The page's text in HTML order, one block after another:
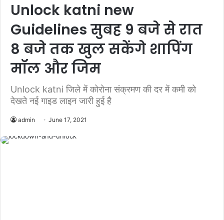
Unlock katni new
Guidelines सुबह 9 बजे से रात
8 बजे तक खुल सकेंगे शापिंग
मॉल और जिम
Unlock katni जिले में कोरोना संक्रमण की दर में कमी को
देखते नई गाइड लाइन जारी हुई है
admin June 17, 2021